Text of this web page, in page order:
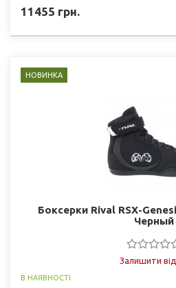
11455 грн.
НОВИНКА
Боксерки Rival RSX-
Черный
Залишити
В НАЯВНОСТІ